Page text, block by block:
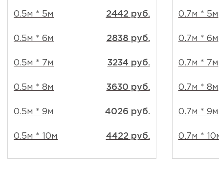
0.5м * 5м 2442 руб.
0.5м * 6м 2838 руб.
0.5м * 7м 3234 руб.
0.5м * 8м 3630 руб.
0.5м * 9м 4026 руб.
0.5м * 10м 4422 руб.
0.7м * 5м
0.7м * 6м
0.7м * 7м
0.7м * 8м
0.7м * 9м
0.7м *